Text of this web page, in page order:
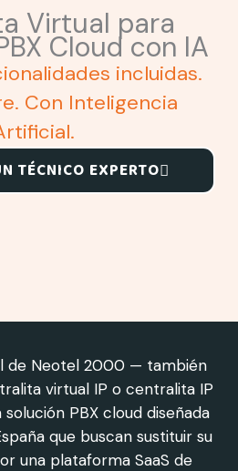
Virtual para
Cloud con IA
incluidas.
Con Inteligencia
TÉCNICO EXPERTO
de Neotel 2000 — también
virtual IP o centralita IP
PBX cloud diseñada
que buscan sustituir su
una plataforma SaaS de